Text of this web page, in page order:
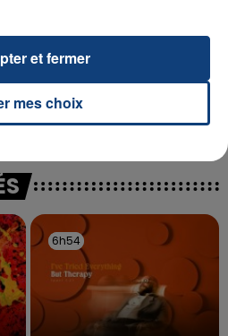
DEVANT SE FAIRE
RESSORT DE LA...
contre la clinique qui a
6h54
6h54
mes choix
et fermer